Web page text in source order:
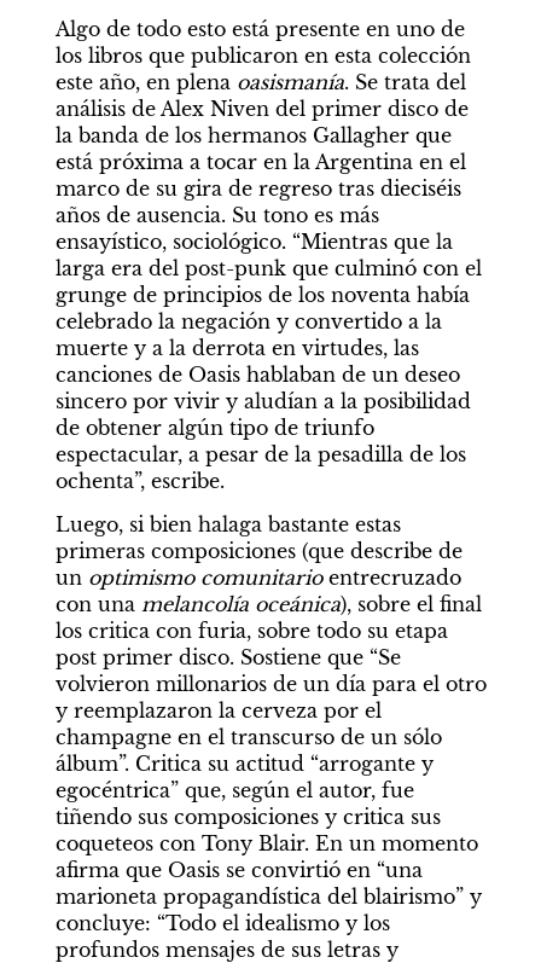
Algo de todo esto está presente en uno de
los libros que publicaron en esta colección
este año, en plena oasismanía. Se trata del
análisis de Alex Niven del primer disco de
la banda de los hermanos Gallagher que
está próxima a tocar en la Argentina en el
marco de su gira de regreso tras dieciséis
años de ausencia. Su tono es más
ensayístico, sociológico. “Mientras que la
larga era del post-punk que culminó con el
grunge de principios de los noventa había
celebrado la negación y convertido a la
muerte y a la derrota en virtudes, las
canciones de Oasis hablaban de un deseo
sincero por vivir y aludían a la posibilidad
de obtener algún tipo de triunfo
espectacular, a pesar de la pesadilla de los
ochenta”, escribe.
Luego, si bien halaga bastante estas
primeras composiciones (que describe de
un optimismo comunitario entrecruzado
con una melancolía oceánica), sobre el final
los critica con furia, sobre todo su etapa
post primer disco. Sostiene que “Se
volvieron millonarios de un día para el otro
y reemplazaron la cerveza por el
champagne en el transcurso de un sólo
álbum”. Critica su actitud “arrogante y
egocéntrica” que, según el autor, fue
tiñendo sus composiciones y critica sus
coqueteos con Tony Blair. En un momento
afirma que Oasis se convirtió en “una
marioneta propagandística del blairismo” y
concluye: “Todo el idealismo y los
profundos mensajes de sus letras y